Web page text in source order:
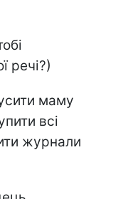
речі?)
маму
всі
журнали